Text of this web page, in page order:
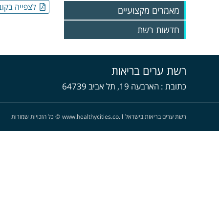
מאמרים מקצועיים
חדשות רשת
גיליונות 2024
גיליונות 2023
גליונות 2022
גליונות 2021
גליונות 2020
גליונות 2019
גליונות 2018
לצפייה
רשת ערים בריאות
כתובת הארבעה 19, תל אביב 64739
רשת ערים בריאות בישראל www.healthycities.co.il
© כל הזכויות שמורות